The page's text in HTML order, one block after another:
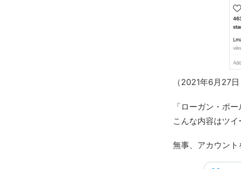
（2021年6月27
「ローガン・ポ
こんな内容はツイ
無事、アカウント